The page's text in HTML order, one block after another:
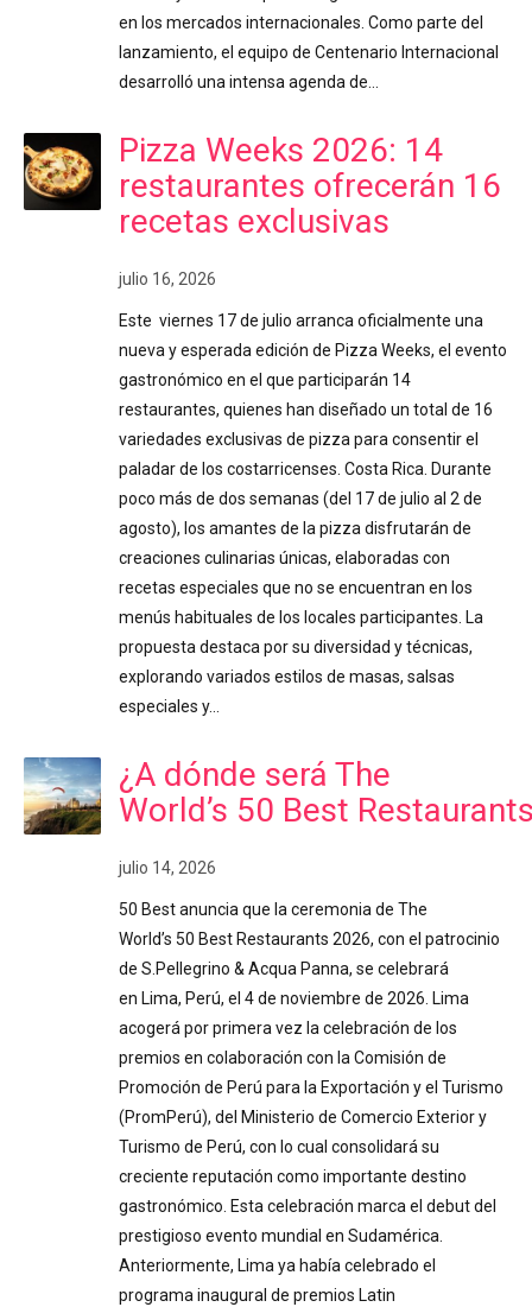
en los mercados internacionales. Como parte del
lanzamiento, el equipo de Centenario Internacional
desarrolló una intensa agenda de…
Pizza Weeks 2026: 14
restaurantes ofrecerán 16
recetas exclusivas
julio 16, 2026
Este viernes 17 de julio arranca oficialmente una
nueva y esperada edición de Pizza Weeks, el evento
gastronómico en el que participarán 14
restaurantes, quienes han diseñado un total de 16
variedades exclusivas de pizza para consentir el
paladar de los costarricenses. Costa Rica. Durante
poco más de dos semanas (del 17 de julio al 2 de
agosto), los amantes de la pizza disfrutarán de
creaciones culinarias únicas, elaboradas con
recetas especiales que no se encuentran en los
menús habituales de los locales participantes. La
propuesta destaca por su diversidad y técnicas,
explorando variados estilos de masas, salsas
especiales y…
¿A dónde será The
World’s 50 Best
julio 14, 2026
50 Best anuncia que la ceremonia de The
World’s 50 Best Restaurants 2026, con el patrocinio
de S.Pellegrino & Acqua Panna, se celebrará
en Lima, Perú, el 4 de noviembre de 2026. Lima
acogerá por primera vez la celebración de los
premios en colaboración con la Comisión de
Promoción de Perú para la Exportación y el Turismo
(PromPerú), del Ministerio de Comercio Exterior y
Turismo de Perú, con lo cual consolidará su
creciente reputación como importante destino
gastronómico. Esta celebración marca el debut del
prestigioso evento mundial en Sudamérica.
Anteriormente, Lima ya había celebrado el
programa inaugural de premios Latin